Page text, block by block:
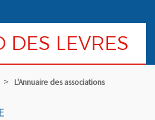
DES LEVRES
L'Annuaire des associations